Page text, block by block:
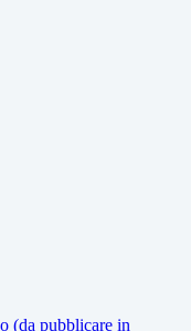
(da pubblicare in